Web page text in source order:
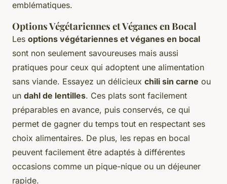
emblématiques.
Options Végétariennes et Véganes en Bocal
Les options végétariennes et véganes en bocal
sont non seulement savoureuses mais aussi
pratiques pour ceux qui adoptent une alimentation
sans viande. Essayez un délicieux chili sin carne ou
un dahl de lentilles. Ces plats sont facilement
préparables en avance, puis conservés, ce qui
permet de gagner du temps tout en respectant ses
choix alimentaires. De plus, les repas en bocal
peuvent facilement être adaptés à différentes
occasions comme un pique-nique ou un déjeuner
rapide.